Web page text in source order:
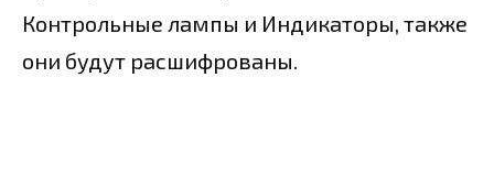
Контрольные лампы и Индикаторы, также
они будут расшифрованы.